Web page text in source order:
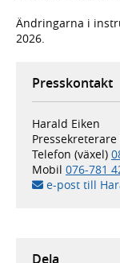
Ändringarna i
2026.
Presskontakt
Harald Eiken
Telefon (växel)
Mobil 076-781
e-post till
Dela